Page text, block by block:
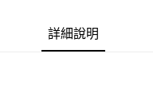
台新國際商業銀行
全盈+PAY詳細說明